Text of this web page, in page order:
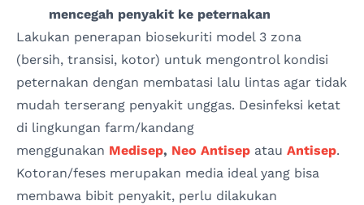
mencegah penyakit ke peternakan
Lakukan penerapan biosekuriti model 3 zona
(bersih, transisi, kotor) untuk mengontrol kondisi
peternakan dengan membatasi lalu lintas agar tidak
mudah terserang penyakit unggas. Desinfeksi ketat
di lingkungan farm/kandang
menggunakan Medisep, Neo Antisep atau Antisep.
Kotoran/feses merupakan media ideal yang bisa
membawa bibit penyakit, perlu dilakukan